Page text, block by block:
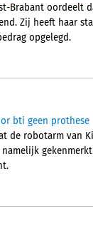
Brabant oordeelt
Zij heeft haar
opgelegd.
bti geen prothese
de robotarm van